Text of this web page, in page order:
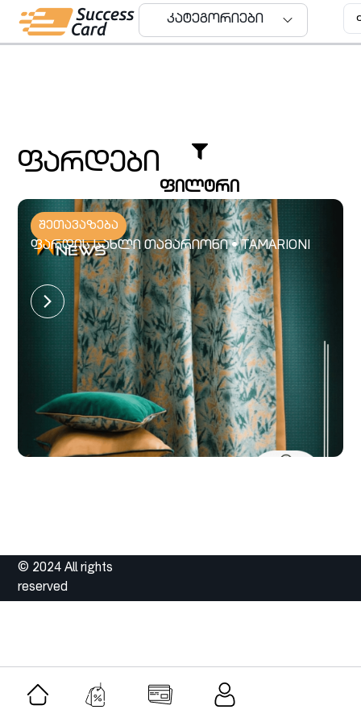
კატეგორიები
ფარდები
ფილტრი
შეთავაზება
ფარდის სახლი თამარიონი • TAMARIONI
© 2024 All rights
reserved